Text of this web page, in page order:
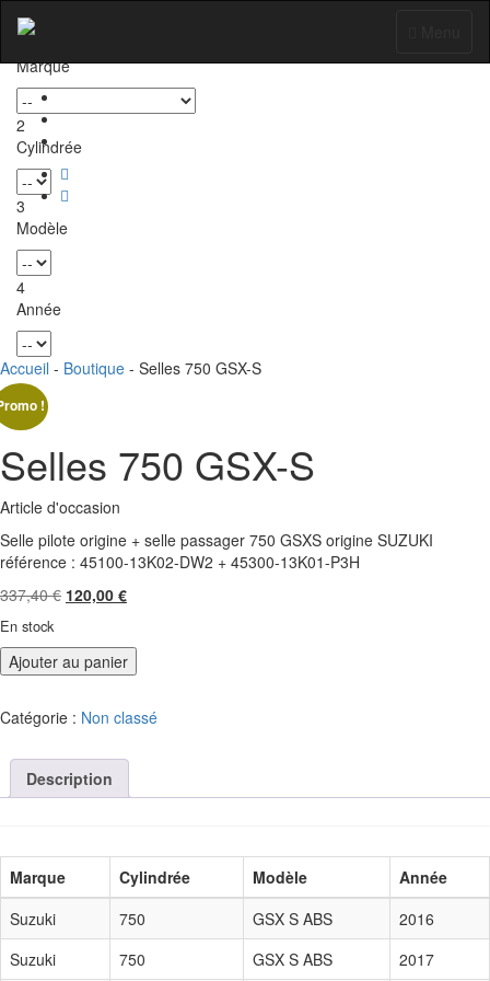
Marque
2
Cylindrée
3
Modèle
4
Année
Accueil - Boutique - Selles 750 GSX-S
!
Selles 750 GSX-S
Article d'occasion
Selle pilote origine + selle passager 750 GSXS origine SUZUKI
référence : 45100-13K02-DW2 + 45300-13K01-P3H
337,40€ Le
était :
337,40 €.
120,00 €Le
est :
120,00 €.
En stock
Ajouter au panier
Catégorie : Non classé
Description
Marque Cylindrée Modèle
Année
Suzuki
750 GSX S ABS
2016
Suzuki
750 GSX S ABS 2017